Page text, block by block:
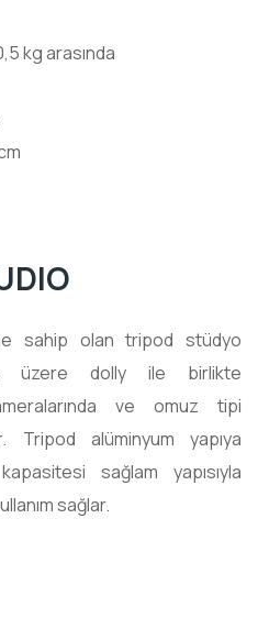
kg arasında
sahip olan tripod stüdyo
üzere dolly ile birlikte
ve omuz tipi
Tripod alüminyum yapıya
sağlam yapısıyla
sağlar.